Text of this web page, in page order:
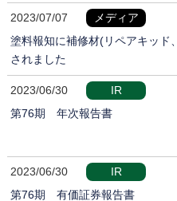
2023/07/07
メディア
塗料報知に補修材(リペアキッド
されました
2023/06/30
IR
第76期 年次報告書
2023/06/30
IR
第76期 有価証券報告書